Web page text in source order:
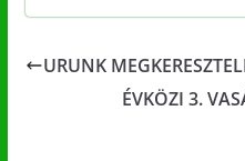
URUNK
ÉVKÖZI 3.